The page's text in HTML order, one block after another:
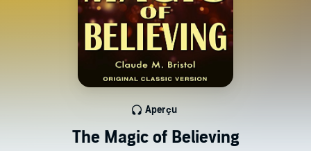
The Magic of Believing
Aperçu